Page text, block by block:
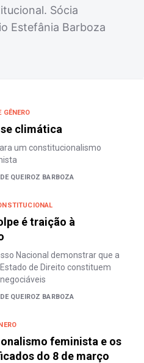
Sócia
Estefânia Barboza
GÊNERO
climática
um constitucionalismo
QUEIROZ BARBOZA
é traição à
Nacional demonstrar que a
de Direito constituem
QUEIROZ BARBOZA
feminista e os
do 8 de março